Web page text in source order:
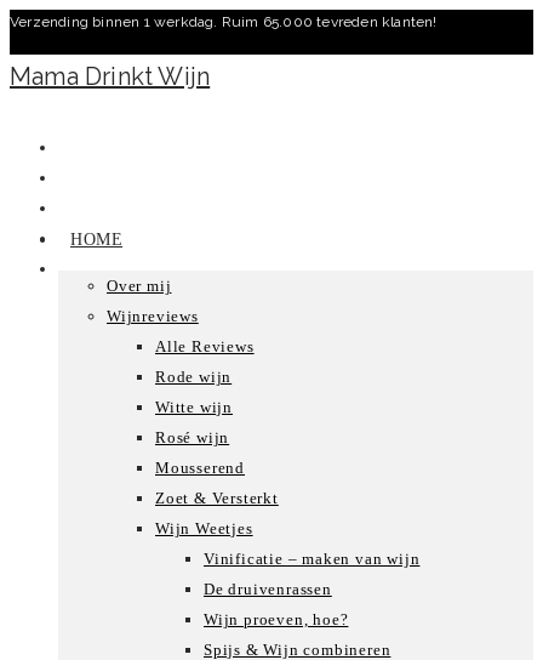
Ga
naar
inhoud
Verzending binnen 1 werkdag. Ruim 65.000 tevreden klanten!
Mama Drinkt Wijn
HOME
Over mij
Wijnreviews
Alle Reviews
Rode wijn
Witte wijn
Rosé wijn
Mousserend
Zoet & Versterkt
Wijn Weetjes
Vinificatie – maken van wijn
De druivenrassen
Wijn proeven, hoe?
Spijs & Wijn combineren